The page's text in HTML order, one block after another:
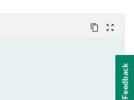
content_copy zoom_out_map
Feedback